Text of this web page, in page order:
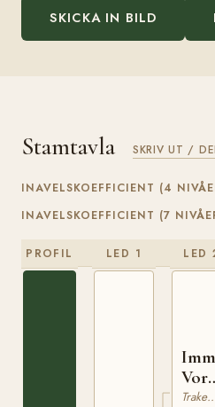
SKICKA IN BILD
Stamtavla SKRIV UT /
INAVELSKOEFFICIENT (4
INAVELSKOEFFICIENT (7
PROFIL LED 1 LED
141